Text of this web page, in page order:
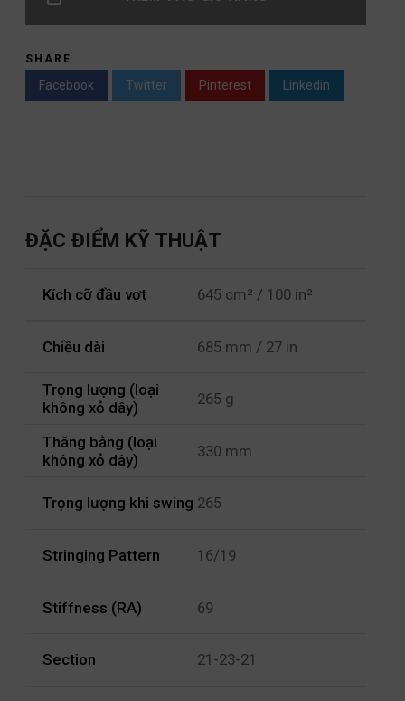
SHARE
Facebook Twitter Pinterest Linkedin
ĐẶC ĐIỂM KỸ THUẬT
Kích cỡ đầu vợt 645 cm² / 100 in²
Chiều dài 685 mm / 27 in
Trọng lượng (loại
không xỏ dây)
265 g
Thăng bằng (loại
không xỏ dây)
330 mm
Trọng lượng khi swing 265
Stringing Pattern 16/19
Stiffness (RA) 69
Section 21-23-21